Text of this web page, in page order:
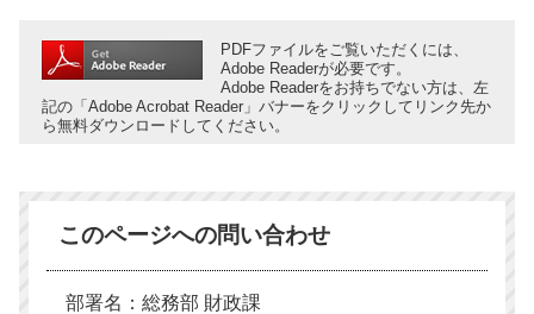
PDFファイルをご覧いただくには、
Adobe Readerが必要です。
Adobe Readerをお持ちでない方は、左
記の「Adobe Acrobat Reader」バナーをクリックしてリンク先か
ら無料ダウンロードしてください。
このページへの問い合わせ
部署名：総務部 財政課